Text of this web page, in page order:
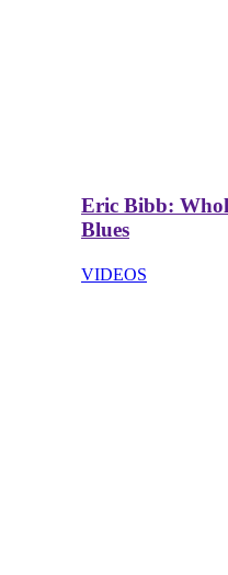
Eric Bibb:
Blues
VIDEOS